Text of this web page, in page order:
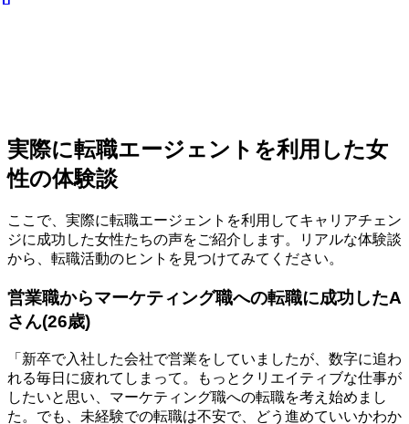
実際に転職エージェントを利用した女
性の体験談
ここで、実際に転職エージェントを利用してキャリアチェン
ジに成功した女性たちの声をご紹介します。リアルな体験談
から、転職活動のヒントを見つけてみてください。
営業職からマーケティング職への転職に成功したA
さん(26歳)
「新卒で入社した会社で営業をしていましたが、数字に追わ
れる毎日に疲れてしまって。もっとクリエイティブな仕事が
したいと思い、マーケティング職への転職を考え始めまし
た。でも、未経験での転職は不安で、どう進めていいかわか